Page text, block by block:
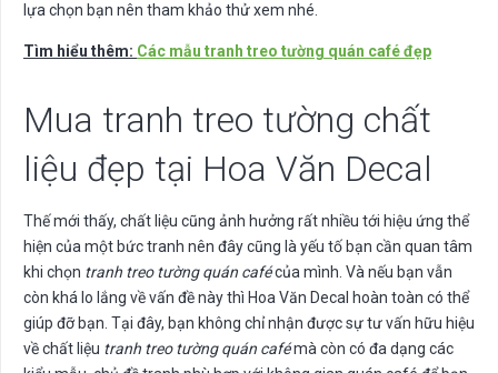
lựa chọn bạn nên tham khảo thử xem nhé.
Tìm hiểu thêm: Các mẫu tranh treo tường quán café đẹp
Mua tranh treo tường chất
liệu đẹp tại Hoa Văn Decal
Thế mới thấy, chất liệu cũng ảnh hưởng rất nhiều tới hiệu ứng thể
hiện của một bức tranh nên đây cũng là yếu tố bạn cần quan tâm
khi chọn tranh treo tường quán cafécủa mình. Và nếu bạn vẫn
còn khá lo lắng về vấn đề này thì Hoa Văn Decal hoàn toàn có thể
giúp đỡ bạn. Tại đây, bạn không chỉ nhận được sự tư vấn hữu hiệu
về chất liệu tranh treo tường quán cafémà còn có đa dạng các